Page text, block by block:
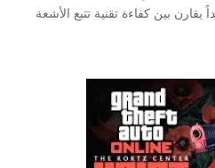
يقارن بين كفاءة تقنية تتبع الأشعة